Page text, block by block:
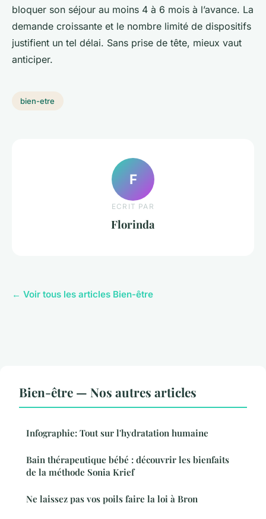
bloquer son séjour au moins 4 à 6 mois à l’avance. La
demande croissante et le nombre limité de dispositifs
justifient un tel délai. Sans prise de tête, mieux vaut
anticiper.
bien-etre
F
ECRIT PAR
Florinda
← Voir tous les articles Bien-être
Bien-être — Nos autres articles
Infographie: Tout sur l'hydratation humaine
Bain thérapeutique bébé : découvrir les bienfaits
de la méthode Sonia Krief
Ne laissez pas vos poils faire la loi à Bron